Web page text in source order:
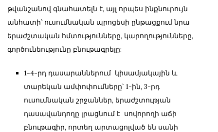
թվանշանով գնահատելն է, այլ որպես ինքնուրույն
անհատի՝ ուսումնական պրոցեսի ընթացքում նրա
երաժշտական հմտությունները, կարողությունները,
գործունեությունը բնութագրելը:
1-4-րդ դասարաններում կիսամյակային և
տարեկան ամփոփումները՝ 1-ին, 3-րդ
ուսումնական շրջաններ, երաժշտության
դասավանդողը լրացնում է սովորողի աճի
բնութագիր, որտեղ արտացոլված են սանի